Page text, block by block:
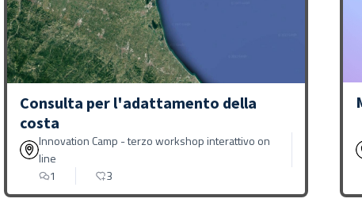
Consulta per l'adattamento della
costa
Innovation Camp - terzo workshop interattivo on
line
1
3